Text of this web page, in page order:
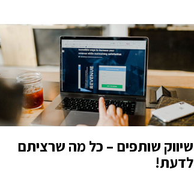
שיווק שותפים – כל מה שרציתם
לדעת!